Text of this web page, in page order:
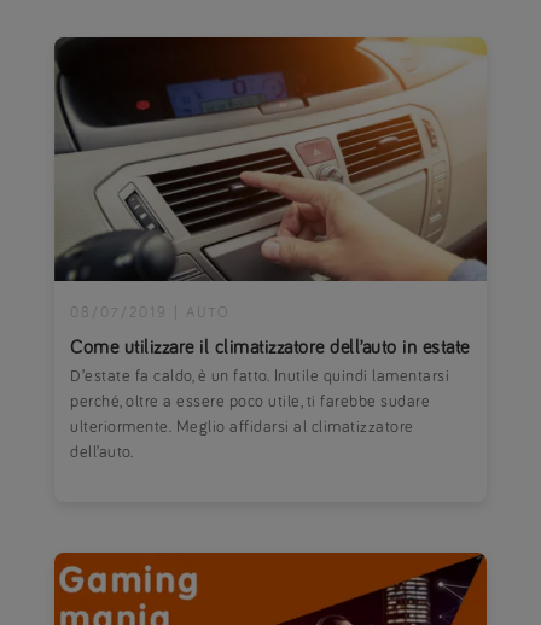
Come utilizzare il climatizzatore dell’auto in estate
08/07/2019 AUTO
D’estate fa caldo, è un fatto. Inutile quindi lamentarsi
perché, oltre a essere poco utile, ti farebbe sudare
ulteriormente. Meglio affidarsi al climatizzatore
dell’auto.